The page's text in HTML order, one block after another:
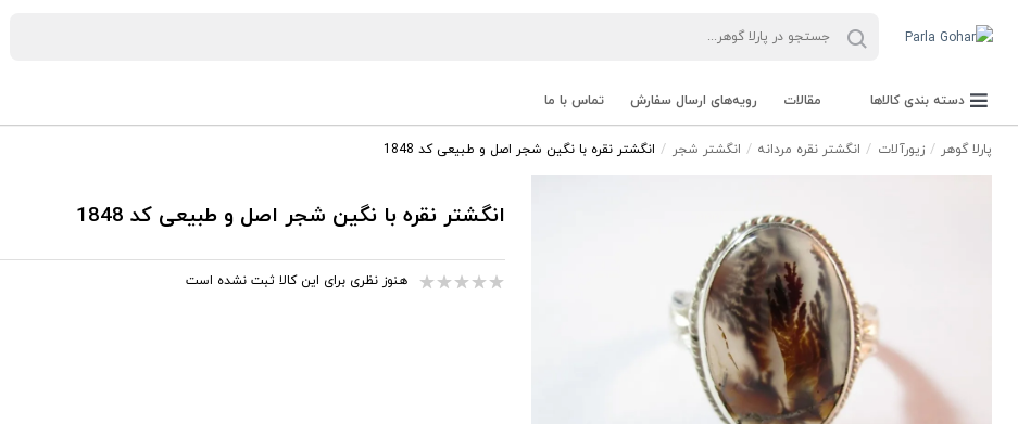
دسته بندی کالاها مقالات رویه‌های ارسال سفارش تماس با ما
پارلا گوهر زیورآلات انگشتر نقره مردانه انگشتر شجر انگشتر نقره با نگین شجر اصل و طبیعی کد 1848
انگشتر نقره با نگین شجر اصل و طبیعی کد 1848
هنوز نظری برای این کالا ثبت نشده است